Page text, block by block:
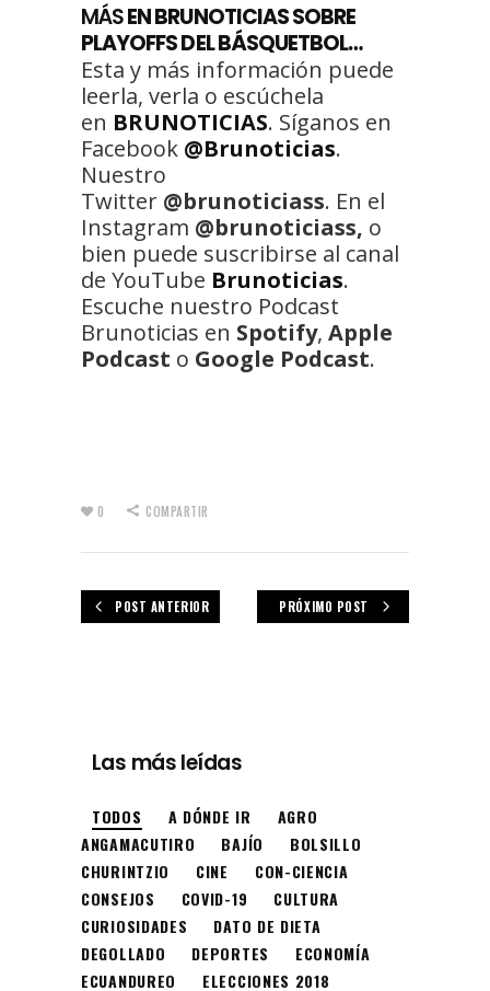
MÁSEN BRUNOTICIAS SOBRE
PLAYOFFS DEL BÁSQUETBOL…
Esta y más información puede
leerla, verla o escúchela
en BRUNOTICIAS. Síganos en
Facebook @Brunoticias.
Nuestro
Twitter @brunoticiass. En el
Instagram @brunoticiass, o
bien puede suscribirse al canal
de YouTube Brunoticias.
Escuche nuestro Podcast
Brunoticias en Spotify, Apple
Podcast o Google Podcast.
0 COMPARTIR
POST ANTERIOR PRÓXIMO POST
Las más leídas
TODOS A DÓNDE IR
AGRO
ANGAMACUTIRO
BAJÍO
BOLSILLO
CHURINTZIO
CINE
CON-CIENCIA
CONSEJOS
COVID-19
CULTURA
CURIOSIDADES
DATO DE DIETA
DEGOLLADO
DEPORTES
ECONOMÍA
ECUANDUREO
ELECCIONES 2018